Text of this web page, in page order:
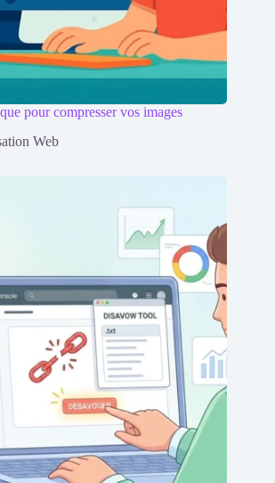
pour compresser vos images
Web